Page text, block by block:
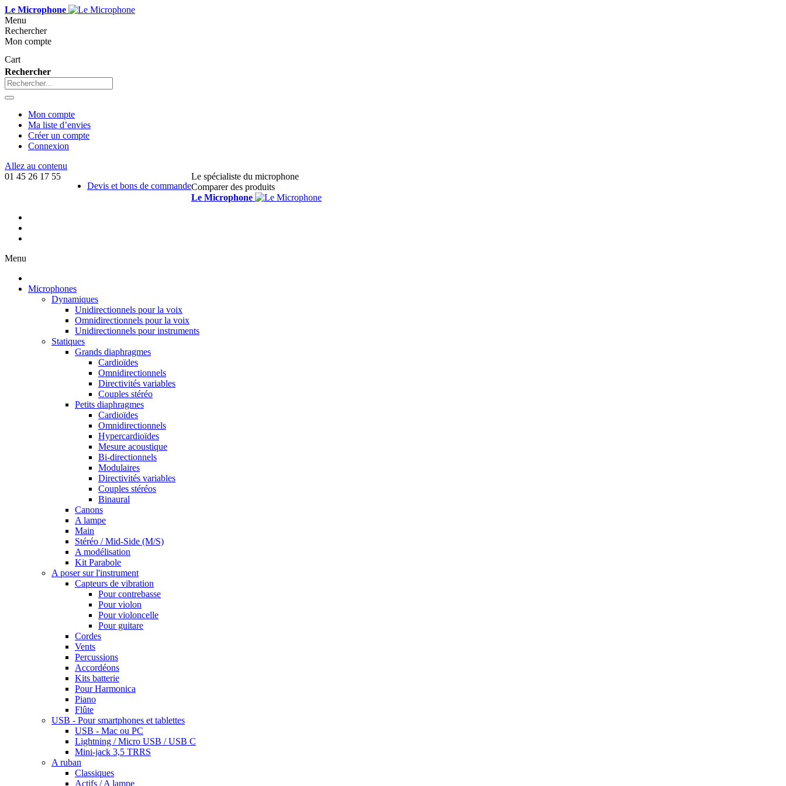
Le Microphone
Menu
Rechercher
Mon compte
Cart
Rechercher
Mon compte
Ma liste d’envies
Créer un compte
Connexion
Allez au contenu
01 45 26 17 55
Devis et bons de commande
Le spécialiste du microphone
Comparer des produits
Le Microphone
Menu
Microphones
Dynamiques
Unidirectionnels pour la voix
Omnidirectionnels pour la voix
Unidirectionnels pour instruments
Statiques
Grands diaphragmes
Cardioïdes
Omnidirectionnels
Directivités variables
Couples stéréo
Petits diaphragmes
Cardioïdes
Omnidirectionnels
Hypercardioïdes
Mesure acoustique
Bi-directionnels
Modulaires
Directivités variables
Couples stéréos
Binaural
Canons
A lampe
Main
Stéréo / Mid-Side (M/S)
A modélisation
Kit Parabole
A poser sur l'instrument
Capteurs de vibration
Pour contrebasse
Pour violon
Pour violoncelle
Pour guitare
Cordes
Vents
Percussions
Accordéons
Kits batterie
Pour Harmonica
Piano
Flûte
USB - Pour smartphones et tablettes
USB - Mac ou PC
Lightning / Micro USB / USB C
Mini-jack 3,5 TRRS
A ruban
Classiques
Actifs / A lampe